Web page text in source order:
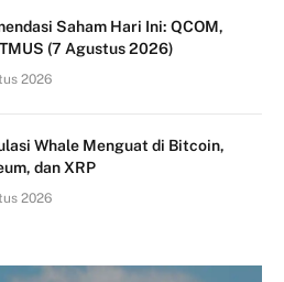
Saham Hari Ini: QCOM,
(7 Agustus 2026)
2026
Whale Menguat di Bitcoin,
dan XRP
2026